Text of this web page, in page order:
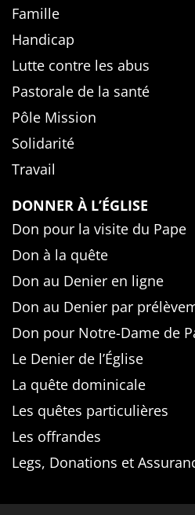
Famille
Handicap
Lutte contre les abus
Pastorale de la santé
Pôle Mission
Solidarité
Travail
DONNER À L’ÉGLISE
Don pour la visite du Pape
Don à la quête
Don au Denier en ligne
Don au Denier par
Don pour Notre-Dame de
Le Denier de l’Église
La quête dominicale
Les quêtes particulières
Les offrandes
Legs, Donations et